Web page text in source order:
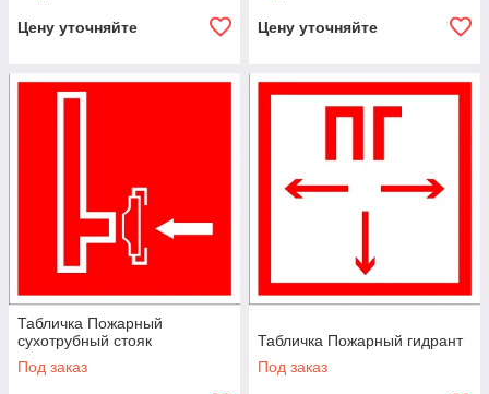
Цену уточняйте Цену уточняйте
Табличка Пожарный
сухотрубный стояк
Под заказ
Табличка Пожарный гидрант
Под заказ